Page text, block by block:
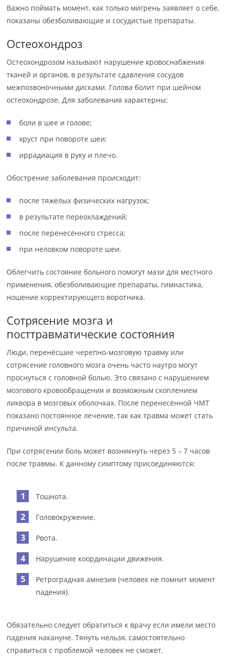
Важно поймать момент, как только мигрень заявляет о себе,
показаны обезболивающие и сосудистые препараты.
Остеохондроз
Остеохондрозом называют нарушение кровоснабжения
тканей и органов, в результате сдавления сосудов
межпозвоночными дисками. Голова болит при шейном
остеохондрозе. Для заболевания характерны:
боли в шее и голове;
хруст при повороте шеи;
иррадиация в руку и плечо.
Обострение заболевания происходит:
после тяжёлых физических нагрузок;
в результате переохлаждений;
после перенесённого стресса;
при неловком повороте шеи.
Облегчить состояние больного помогут мази для местного
применения, обезболивающие препараты, гимнастика,
ношение корректирующего воротника.
Сотрясение мозга и
посттравматические состояния
Люди, перенёсшие черепно-мозговую травму или
сотрясение головного мозга очень часто наутро могут
проснуться с головной болью. Это связано с нарушением
мозгового кровообращения и возможным скоплением
ликвора в мозговых оболочках. После перенесённой ЧМТ
показано постоянное лечение, так как травма может стать
причиной инсульта.
При сотрясении боль может возникнуть через 5 – 7 часов
после травмы. К данному симптому присоединяются:
Тошнота.
Головокружение.
Рвота.
Нарушение координации движения.
Ретроградная амнезия (человек не помнит момент
падения).
Обязательно следует обратиться к врачу если имели место
падения накануне. Тянуть нельзя, самостоятельно
справиться с проблемой человек не сможет.